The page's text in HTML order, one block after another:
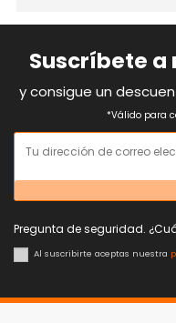
Suscríbete
y consigue un
*Válido para
Pregunta de seguridad.
Al suscribirte aceptas nuestra